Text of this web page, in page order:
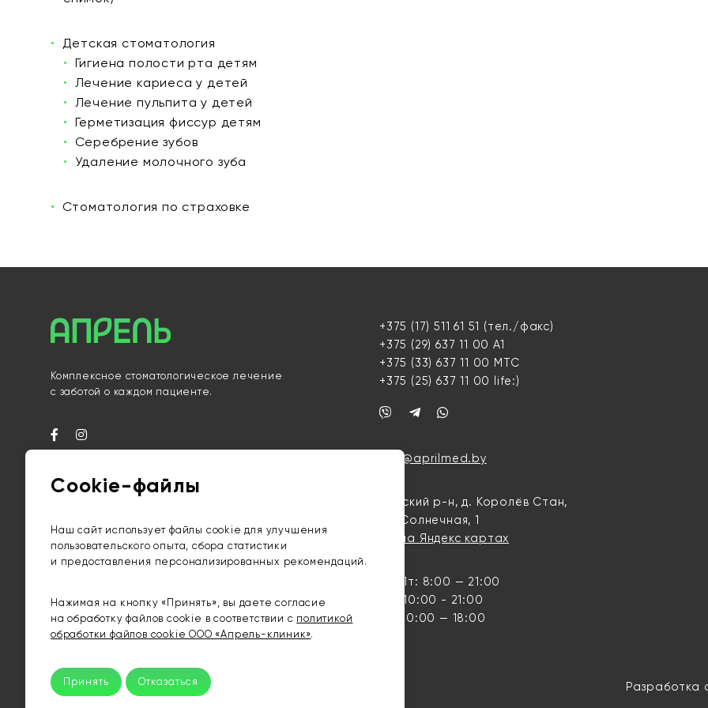
Детская стоматология
Гигиена полости рта детям
Лечение кариеса у детей
Лечение пульпита у детей
Герметизация фиссур детям
Серебрение зубов
Удаление молочного зуба
Стоматология по страховке
Комплексное стоматологическое лечение
с заботой о каждом пациенте.
Лиц. № М-8180 от 02.11.2017
Выдана МЗРБ
+375 (17) 511 61 51 (тел./факс)
+375 (29) 637 11 00 А1
+375 (33) 637 11 00 МТС
+375 (25) 637 11 00
life:)
info@aprilmed.by
Минский р-н, д. Королёв Стан,
ул. Солнечная, 1
Мы на Яндекс картах
Пн-Пт: 8:00 — 21:00
Сб: 10:00 - 21:00
Вс: 10:00 — 18:00
© 2017 — 2026 / ООО «Апрель-клиник» Разработка
Cookie-файлы
Наш сайт использует файлы cookie для улучшения
пользовательского опыта, сбора статистики
и предоставления персонализированных рекомендаций.
Нажимая на кнопку «Принять», вы даете согласие
на обработку файлов cookie в соответствии с политикой
обработки файлов cookie ООО «Апрель-клиник».
Принять Отказаться